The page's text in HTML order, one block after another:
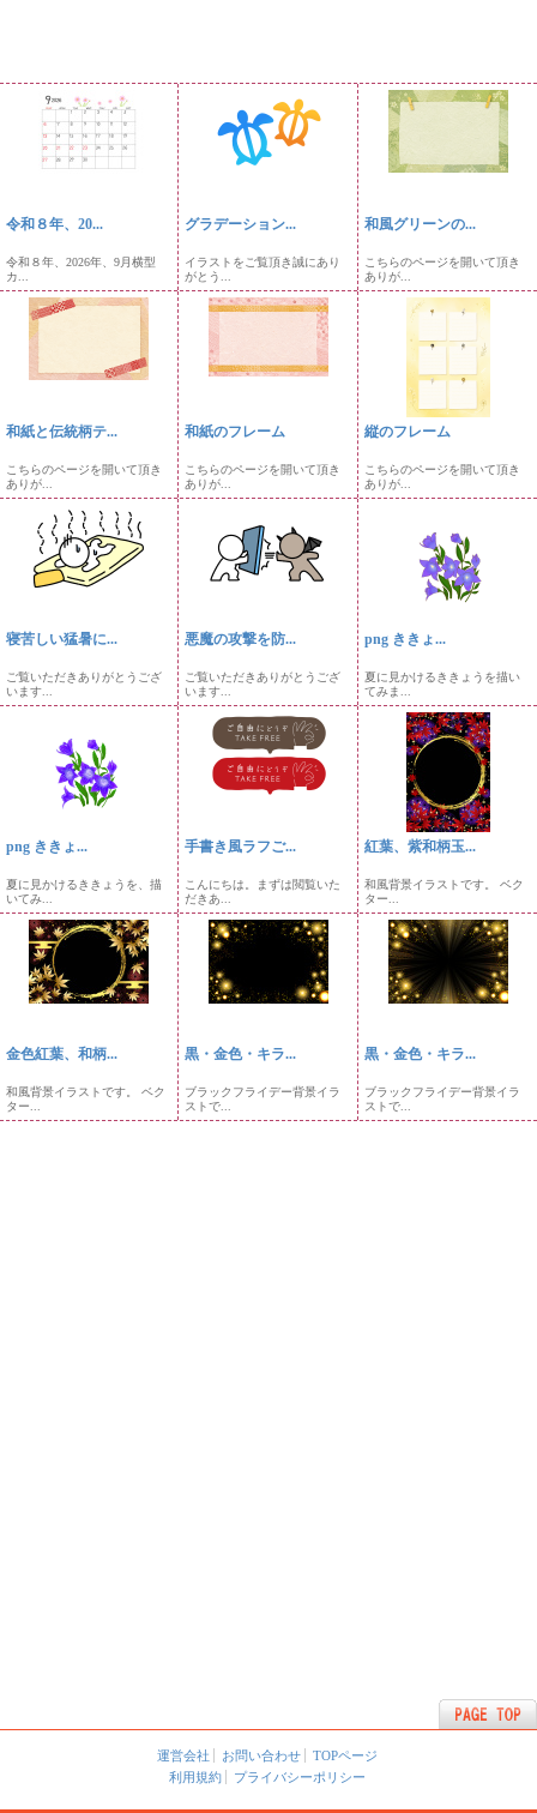
令和８年、20...
令和８年、2026年、9月横型
カ...
グラデーション...
イラストをご覧頂き誠にあり
がとう...
和風グリーンの...
こちらのページを開いて頂き
ありが...
和紙と伝統柄テ...
こちらのページを開いて頂き
ありが...
和紙のフレーム
こちらのページを開いて頂き
ありが...
縦のフレーム
こちらのページを開いて頂き
ありが...
寝苦しい猛暑に...
ご覧いただきありがとうござ
います...
悪魔の攻撃を防...
ご覧いただきありがとうござ
います...
png ききょ...
夏に見かけるききょうを描い
てみま...
png ききょ...
夏に見かけるききょうを、描
いてみ...
手書き風ラフご...
こんにちは。まずは閲覧いた
だきあ...
紅葉、紫和柄玉...
和風背景イラストです。 ベク
ター...
金色紅葉、和柄...
和風背景イラストです。 ベク
ター...
黒・金色・キラ...
ブラックフライデー背景イラ
ストで...
黒・金色・キラ...
ブラックフライデー背景イラ
ストで...
運営会社 お問い合わせ
TOPページ
利用規約
プライバシーポリシー